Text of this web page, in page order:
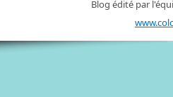
Blog édité par